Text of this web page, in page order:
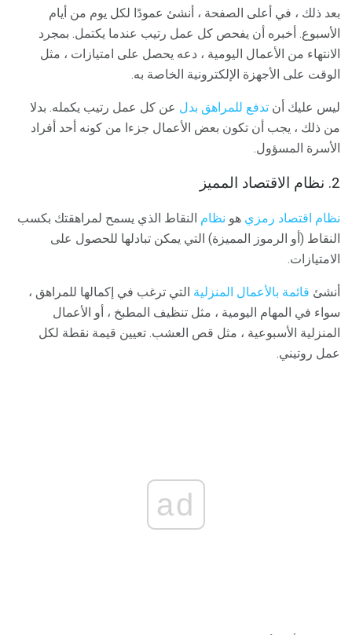
بعد ذلك ، في أعلى الصفحة ، أنشئ عمودًا لكل يوم من أيام
الأسبوع. أخبره أن يفحص كل عمل رتيب عندما يكتمل. بمجرد
الانتهاء من الأعمال اليومية ، دعه يحصل على امتيازات ، مثل
الوقت على الأجهزة الإلكترونية الخاصة به.
ليس عليك أن تدفع للمراهق بدل عن كل عمل رتيب يكمله. بدلا
من ذلك ، يجب أن تكون بعض الأعمال جزءا من كونه أحد أفراد
الأسرة المسؤول.
2. نظام الاقتصاد المميز
نظام اقتصاد رمزي هو نظام النقاط الذي يسمح لمراهقتك بكسب
النقاط (أو الرموز المميزة) التي يمكن تبادلها للحصول على
الامتيازات.
أنشئ قائمة بالأعمال المنزلية التي ترغب في إكمالها للمراهق ،
سواء في المهام اليومية ، مثل تنظيف المطبخ ، أو الأعمال
المنزلية الأسبوعية ، مثل قص العشب. تعيين قيمة نقطة لكل
عمل روتيني.
ad